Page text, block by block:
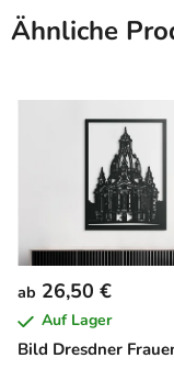
Ähnliche
Bild Dresdner
ab 26,50 €
Auf Lager